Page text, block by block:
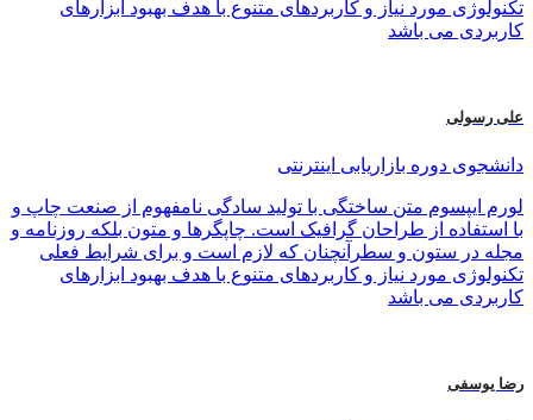
تکنولوژی مورد نیاز و کاربردهای متنوع با هدف بهبود ابزارهای
کاربردی می باشد
علی رسولی
دانشجوی دوره بازاریابی اینترنتی
لورم ایپسوم متن ساختگی با تولید سادگی نامفهوم از صنعت چاپ و
با استفاده از طراحان گرافیک است. چاپگرها و متون بلکه روزنامه و
مجله در ستون و سطرآنچنان که لازم است و برای شرایط فعلی
تکنولوژی مورد نیاز و کاربردهای متنوع با هدف بهبود ابزارهای
کاربردی می باشد
رضا یوسفی